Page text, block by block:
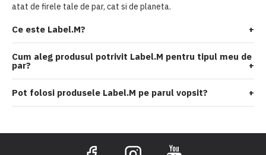
atat de firele tale de par, cat si de planeta.
Ce este Label.M? +
Cum aleg produsul potrivit Label.M pentru tipul meu de
par? +
Pot folosi produsele Label.M pe parul vopsit? +